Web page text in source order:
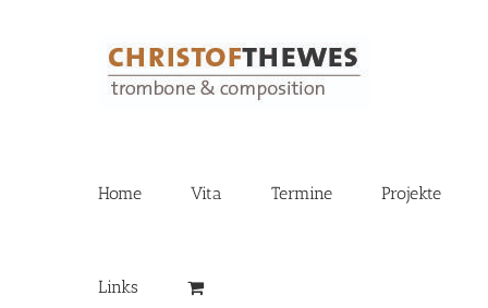
Home Vita Termine Projekte
Links